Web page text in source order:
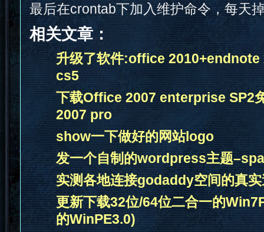
最后在crontab下加入维护命令，每天
相关文章：
升级了软件:office
cs5
下载Office 2007 enterprise SP2
2007 pro
show一下做好的网站logo
发一个自制的wordpress主题
实测各地连接godaddy空间的真
更新下载32位/64位二合一的
的WinPE3.0)